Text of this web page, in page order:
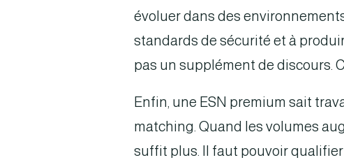
évoluer dans des
standards de sécurité et à
pas un supplément de discours.
Enfin, une ESN premium sait
matching. Quand les volumes
suffit plus. Il faut pouvoir qualifier